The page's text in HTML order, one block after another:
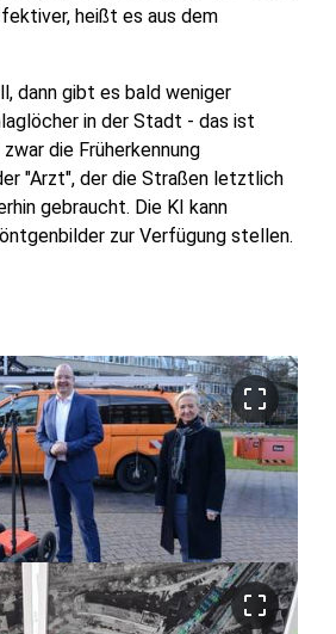
heißt es aus dem
dann gibt es bald weniger
in der Stadt - das ist
die Früherkennung
"Arzt", der die Straßen letztlich
gebraucht. Die KI kann
zur Verfügung stellen.
crop_free
crop_free